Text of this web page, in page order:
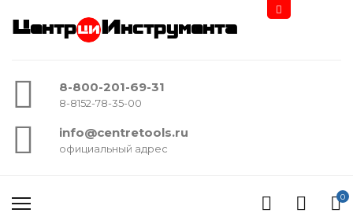
Центр Инструмента
8-800-201-69-31
8-8152-78-35-00
info@centretools.ru
официальный адрес
0